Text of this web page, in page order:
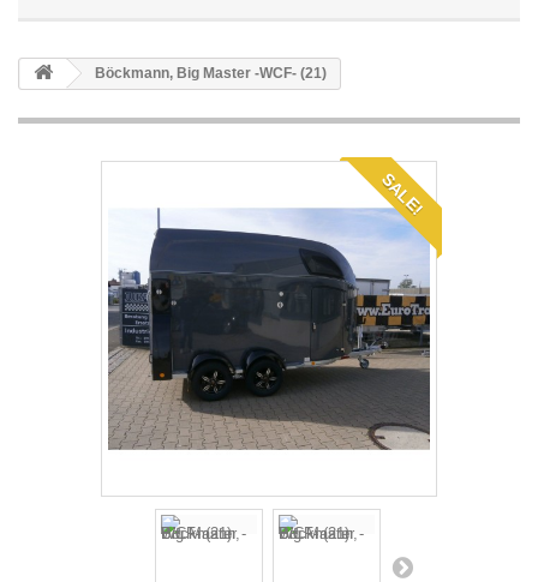
Böckmann, Big Master -WCF- (21)
SALE!